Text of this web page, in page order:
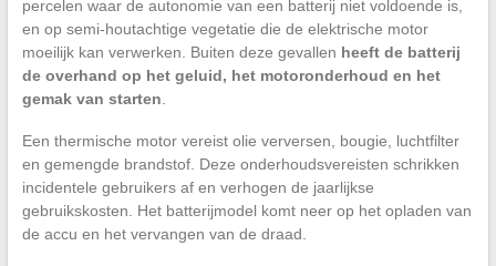
percelen waar de autonomie van een batterij niet voldoende is,
en op semi-houtachtige vegetatie die de elektrische motor
moeilijk kan verwerken. Buiten deze gevallen heeft de batterij
de overhand op het geluid, het motoronderhoud en het
gemak van starten.
Een thermische motor vereist olie verversen, bougie, luchtfilter
en gemengde brandstof. Deze onderhoudsvereisten schrikken
incidentele gebruikers af en verhogen de jaarlijkse
gebruikskosten. Het batterijmodel komt neer op het opladen van
de accu en het vervangen van de draad.